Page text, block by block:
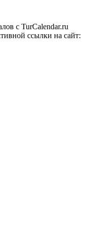
c TurCalendar.ru
ссылки на сайт: